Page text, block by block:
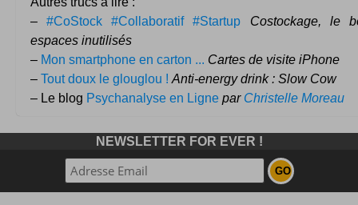
–#CoStock #Collaboratif #Startup
Costockage, le
espaces inutilisés
– Mon smartphone en carton ... Cartes de visite iPhone
– Tout doux le glouglou ! Anti-energy drink : Slow Cow
– Le blog Psychanalyse en Ligne par Christelle Moreau
NEWSLETTER FOR EVER !